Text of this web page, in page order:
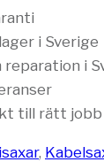
i Sverige
reparation i
till rätt jobb
,